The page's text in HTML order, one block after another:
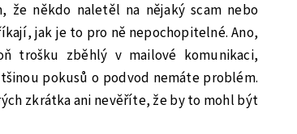
někdo naletěl na nějaký scam nebo
jak je to pro ně nepochopitelné. Ano,
trošku zběhlý v mailové komunikaci,
pokusů o podvod nemáte problém.
zkrátka ani nevěříte, že by to mohl být